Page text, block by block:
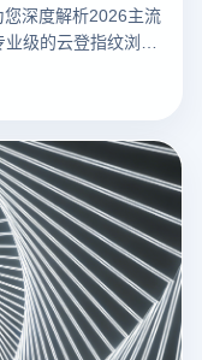
深度解析2026主流
级的云登指纹浏览
置，彻底解决跨境
点击获取防封指